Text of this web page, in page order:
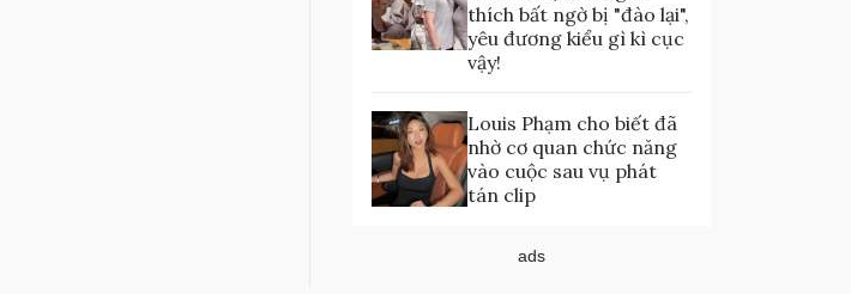
thích bất ngờ bị "đào lại",
yêu đương kiểu gì kì cục
vậy!
Louis Phạm cho biết đã
nhờ cơ quan chức năng
vào cuộc sau vụ phát
tán clip
ads